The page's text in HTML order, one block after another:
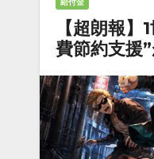
給付金
【超朗報
費節約支援